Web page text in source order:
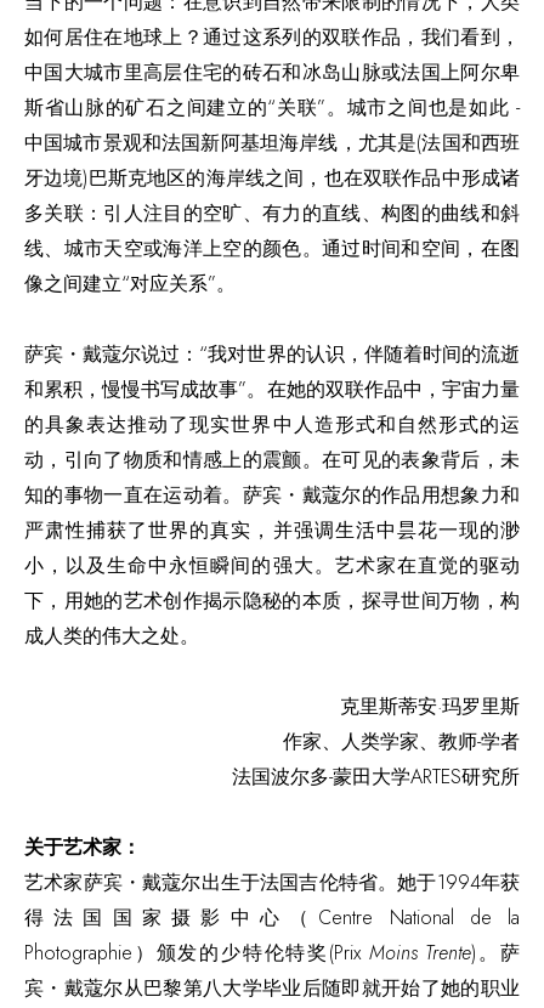
如何居住在地球上？通过这系列的双联作品，我们看到，
中国大城市里高层住宅的砖石和冰岛山脉或法国上阿尔卑
斯省山脉的矿石之间建立的“关联”。城市之间也是如此 -
中国城市景观和法国新阿基坦海岸线，尤其是(法国和西班
牙边境)巴斯克地区的海岸线之间，也在双联作品中形成诸
多关联：引人注目的空旷、有力的直线、构图的曲线和斜
线、城市天空或海洋上空的颜色。通过时间和空间，在图
像之间建立“对应关系”。
萨宾・戴蔻尔说过：“我对世界的认识，伴随着时间的流逝
和累积，慢慢书写成故事”。在她的双联作品中，宇宙力量
的具象表达推动了现实世界中人造形式和自然形式的运
动，引向了物质和情感上的震颤。在可见的表象背后，未
知的事物一直在运动着。萨宾・戴蔻尔的作品用想象力和
严肃性捕获了世界的真实，并强调生活中昙花一现的渺
小，以及生命中永恒瞬间的强大。艺术家在直觉的驱动
下，用她的艺术创作揭示隐秘的本质，探寻世间万物，构
成人类的伟大之处。
克里斯蒂安·玛罗里斯
作家、人类学家、教师-学者
法国波尔多-蒙田大学ARTES研究所
关于艺术家：
艺术家萨宾・戴蔻尔出生于法国吉伦特省。她于1994年获
得法国国家摄影中心（Centre National de la
Photographie）颁发的少特伦特奖(Prix Moins Trente)。萨
宾・戴蔻尔从巴黎第八大学毕业后随即就开始了她的职业